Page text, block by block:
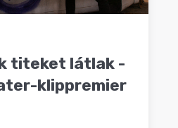
titeket látlak -
klippremier